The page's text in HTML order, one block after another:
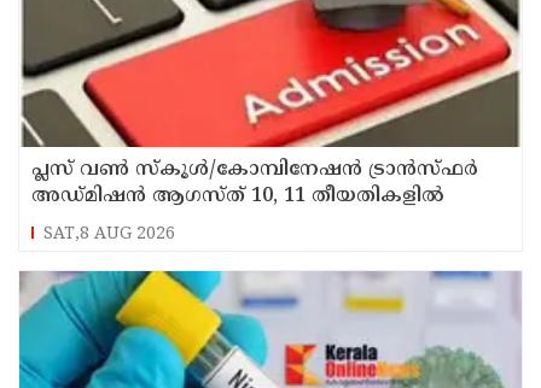
പ്ലസ് വൺ സ്‌കൂൾ/കോമ്പിനേഷൻ ട്രാൻസ്ഫർ
അഡ്മിഷൻ ആഗസ്ത് 10, 11 തീയതികളിൽ
SAT,8 AUG 2026